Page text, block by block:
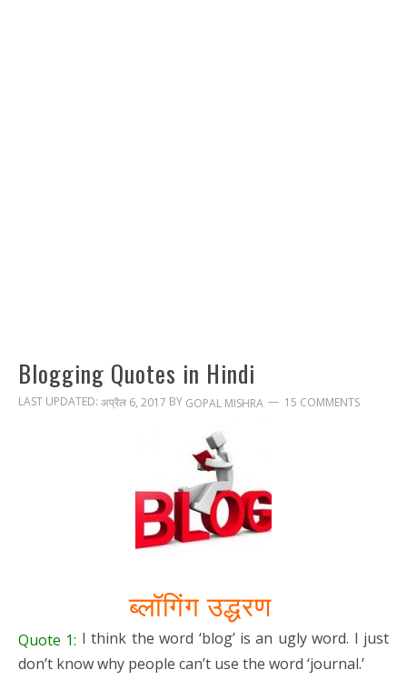
Blogging Quotes in Hindi
LAST UPDATED: अप्रैल 6, 2017 BY GOPAL MISHRA 15 COMMENTS
ब्लॉगिंग उद्धरण
Quote 1: I think the word ‘blog’ is an ugly word. I just
don’t know why people can’t use the word ‘journal.’